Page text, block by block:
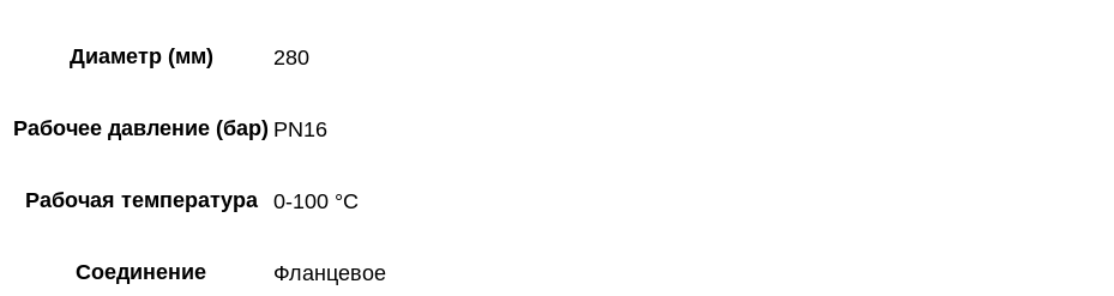
Диаметр (мм) 280
Рабочее давление (бар) PN16
Рабочая температура 0-100 °C
Соединение Фланцевое